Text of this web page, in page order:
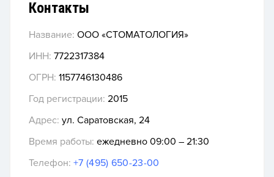
Контакты
Название: OOO «СТОМАТОЛОГИЯ»
ИНН: 7722317384
ОГРН: 1157746130486
Год регистрации: 2015
Адрес: ул. Саратовская, 24
Время работы: ежедневно 09:00 – 21:30
Телефон: +7 (495) 650-23-00